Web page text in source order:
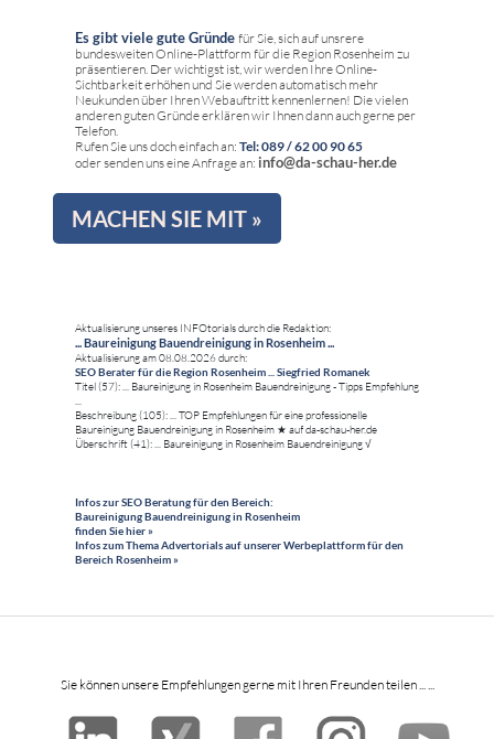
Es gibt viele gute Gründe für Sie, sich auf unsrere
bundesweiten Online-Plattform für die Region Rosenheim zu
präsentieren. Der wichtigst ist, wir werden Ihre Online-
Sichtbarkeit erhöhen und Sie werden automatisch mehr
Neukunden über Ihren Webauftritt kennenlernen! Die vielen
anderen guten Gründe erklären wir Ihnen dann auch gerne per
Telefon.
Rufen Sie uns doch einfach an: Tel: 089 / 62 00 90 65
oder senden uns eine Anfrage an: info@da-schau-her.de
MACHEN SIE MIT »
Aktualisierung unseres INFOtorials durch die Redaktion:
... Baureinigung Bauendreinigung in Rosenheim ...
Aktualisierung am 08.08.2026 durch:
SEO Berater für die Region Rosenheim ... Siegfried Romanek
Titel (57): ... Baureinigung in Rosenheim Bauendreinigung - Tipps Empfehlung
...
Beschreibung (105): ... TOP Empfehlungen für eine professionelle
Baureinigung Bauendreinigung in Rosenheim ★ auf da-schau-her.de
Überschrift (41): ... Baureinigung in Rosenheim Bauendreinigung √
Infos zur SEO Beratung für den Bereich:
Baureinigung Bauendreinigung in Rosenheim
finden Sie hier »
Infos zum Thema Advertorials auf unserer Werbeplattform für den
Bereich Rosenheim »
Sie können unsere Empfehlungen gerne mit Ihren Freunden teilen ... ...